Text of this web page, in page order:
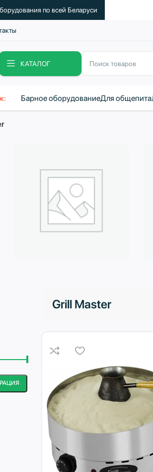
КАТАЛОГ
Барное оборудованиеДля общепита
Grill Master
по всей Беларуси